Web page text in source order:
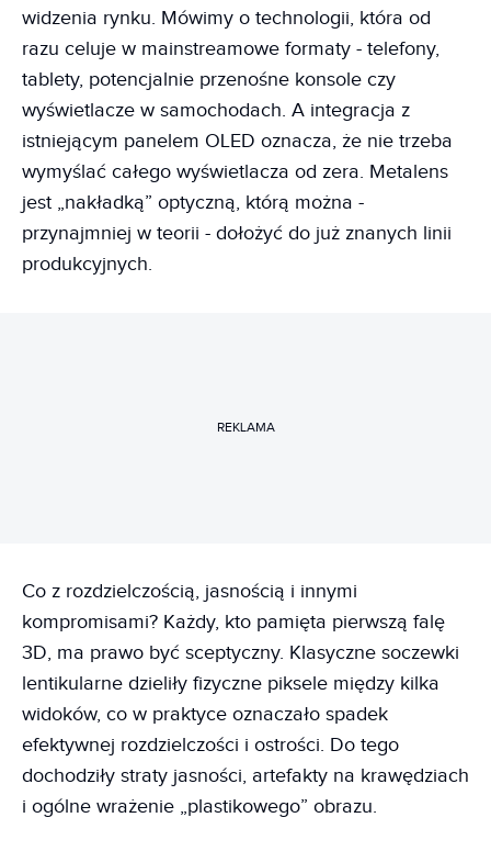
widzenia rynku. Mówimy o technologii, która od
razu celuje w mainstreamowe formaty - telefony,
tablety, potencjalnie przenośne konsole czy
wyświetlacze w samochodach. A integracja z
istniejącym panelem OLED oznacza, że nie trzeba
wymyślać całego wyświetlacza od zera. Metalens
jest „nakładką” optyczną, którą można -
przynajmniej w teorii - dołożyć do już znanych linii
produkcyjnych.
REKLAMA
Co z rozdzielczością, jasnością i innymi
kompromisami? Każdy, kto pamięta pierwszą falę
3D, ma prawo być sceptyczny. Klasyczne soczewki
lentikularne dzieliły fizyczne piksele między kilka
widoków, co w praktyce oznaczało spadek
efektywnej rozdzielczości i ostrości. Do tego
dochodziły straty jasności, artefakty na krawędziach
i ogólne wrażenie „plastikowego” obrazu.